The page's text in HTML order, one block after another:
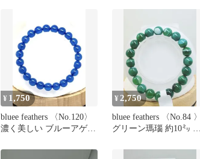
¥ 1,750
bluee feathers 〈No.120〉
濃く美しい ブルーアゲー
¥ 2,750
bluee feathers 〈No.84 〉
グリーン瑪瑙 約10㍉ 内